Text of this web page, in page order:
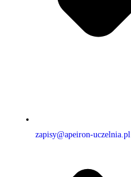
zapisy@apeiron-uczelnia.pl